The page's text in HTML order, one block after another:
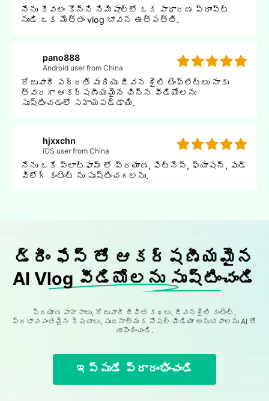
నేను కేవలం కొన్ని నిమిషాల్లో ఒక సాధారణ ప్రాంప్ట్
నుండి ఒక మొత్తం vlog భావన ఉత్పత్తి.
pano888
Android user from China
రోజువారీ పద్దతి మరియు జీవన శైలి టెంప్లేట్లు నాకు
త్వరగా ఆకర్షణీయమైన చిన్న వీడియోలను
సృష్టించడంలో సహాయపడ్డాయి.
hjxxchn
iOS user from China
నేను ఒకే ప్లాట్ఫామ్ లో ప్రయాణ, ఫిట్నెస్, ఫ్యాషన్, ఫుడ్
విలోగ్ కంటెంట్ ను సృష్టించగలను.
డ్రీం ఫేస్ తో ఆకర్షణీయమైన
AI Vlog వీడియోలను సృష్టించండి
ప్రయాణ సాహసాలు, రోజువారీ జీవిత కథలు, జీవనశైలి కంటెంట్,
ప్రభావవంతమైన క్షణాలు, సృజనాత్మక సోషల్ మీడియా అనుభవాలను AI తో
రూపొందించండి.
ఇప్పుడే ప్రారంభించండి